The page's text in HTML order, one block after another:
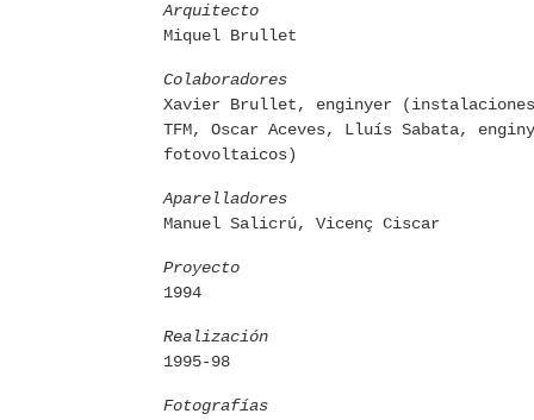
Arquitecto
Miquel Brullet
Colaboradores
Xavier Brullet, enginyer
TFM, Oscar Aceves, Lluís Sabata,
fotovoltaicos)
Aparelladores
Manuel Salicrú, Vicenç Ciscar
Proyecto
1994
Realización
1995-98
Fotografías